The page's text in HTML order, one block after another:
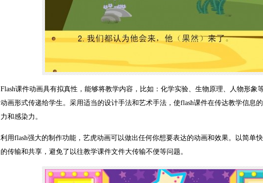
Flash课件动画具有拟真性，能够将教学内容，比如：化学实验、生物原理、人物形象
动画形式传递给学生。采用适当的设计手法和艺术手法，使flash课件在传达教学信息
力和感染力。
利用flash强大的制作功能，艺虎动画可以做出任何你想要表达的动画和效果。以简单
的传输和共享，避免了以往教学课件文件大传输不便等问题。